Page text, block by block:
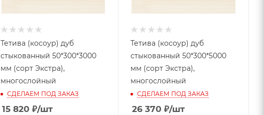
Тетива (косоур) дуб
стыкованный 50*300*3000
мм (сорт Экстра),
многослойный
СДЕЛАЕМ ПОД ЗАКАЗ
15 820 ₽/шт
Тетива (косоур) дуб
стыкованный 50*300*5000
мм (сорт Экстра),
многослойный
СДЕЛАЕМ ПОД ЗАКАЗ
26 370 ₽/шт